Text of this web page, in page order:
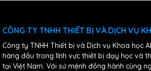
CÔNG TY TNHH THIẾT BỊ VÀ DỊCH VỤ
Công ty TNHH Thiết bị và Dịch vụ Khoa học
hàng đầu trong lĩnh vực thiết bị dạy học và
tại Việt Nam. Với sứ mệnh đồng hành cùng